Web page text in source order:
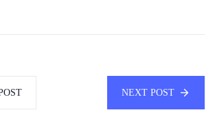
NEXT POST